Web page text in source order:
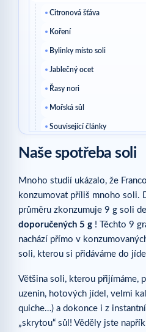
Citronová šťáva
Koření
Bylinky místo soli
Jablečný ocet
Řasy nori
Mořská sůl
Související články
Naše spotřeba soli
Mnoho studií ukázalo, že
konzumovat příliš mnoho soli.
průměru zkonzumuje 9 g soli
doporučených 5 g ! Těchto 9
nachází přímo v
soli, kterou si přidáváme do
Většina soli, kterou přijímáme,
uzenin, hotových jídel, velmi
quiche…) a dokonce i z
„skrytou“ sůl! Věděly jste